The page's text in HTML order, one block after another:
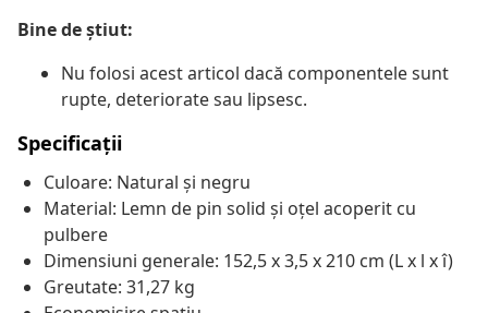
Bine de știut:
Nu folosi acest articol dacă componentele sunt
rupte, deteriorate sau lipsesc.
Specificații
Culoare: Natural și negru
Material: Lemn de pin solid și oțel acoperit cu
pulbere
Dimensiuni generale: 152,5 x 3,5 x 210 cm (L x l x î)
Greutate: 31,27 kg